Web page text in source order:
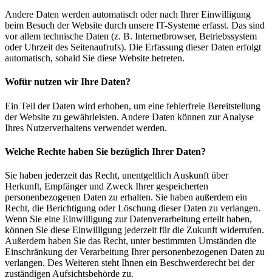
Andere Daten werden automatisch oder nach Ihrer Einwilligung
beim Besuch der Website durch unsere IT-Systeme erfasst. Das sind
vor allem technische Daten (z. B. Internetbrowser, Betriebssystem
oder Uhrzeit des Seitenaufrufs). Die Erfassung dieser Daten erfolgt
automatisch, sobald Sie diese Website betreten.
Wofür nutzen wir Ihre Daten?
Ein Teil der Daten wird erhoben, um eine fehlerfreie Bereitstellung
der Website zu gewährleisten. Andere Daten können zur Analyse
Ihres Nutzerverhaltens verwendet werden.
Welche Rechte haben Sie bezüglich Ihrer Daten?
Sie haben jederzeit das Recht, unentgeltlich Auskunft über
Herkunft, Empfänger und Zweck Ihrer gespeicherten
personenbezogenen Daten zu erhalten. Sie haben außerdem ein
Recht, die Berichtigung oder Löschung dieser Daten zu verlangen.
Wenn Sie eine Einwilligung zur Datenverarbeitung erteilt haben,
können Sie diese Einwilligung jederzeit für die Zukunft widerrufen.
Außerdem haben Sie das Recht, unter bestimmten Umständen die
Einschränkung der Verarbeitung Ihrer personenbezogenen Daten zu
verlangen. Des Weiteren steht Ihnen ein Beschwerderecht bei der
zuständigen Aufsichtsbehörde zu.